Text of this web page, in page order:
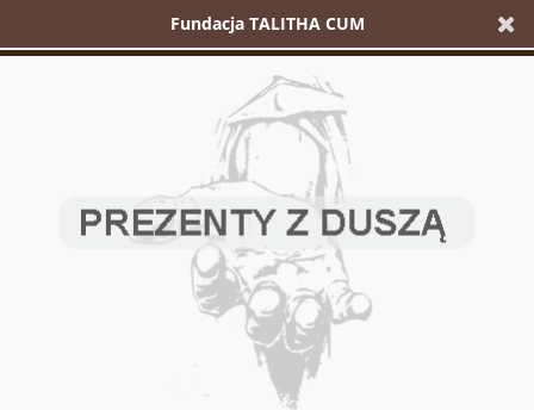
Fundacja TALITHA CUM